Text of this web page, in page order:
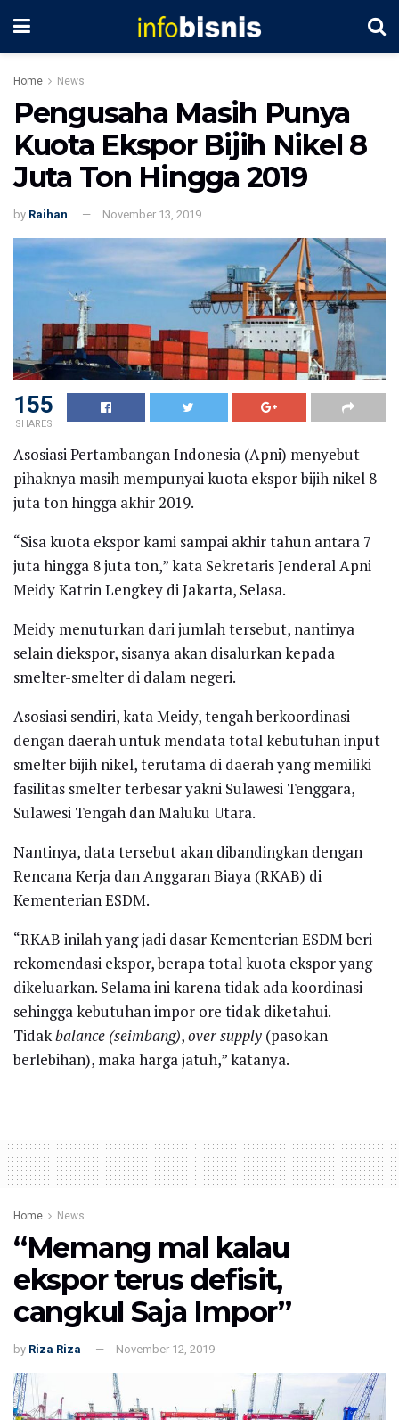
Home News
Pengusaha Masih Punya
Kuota Ekspor Bijih Nikel 8
Juta Ton Hingga 2019
by Raihan November 13, 2019
155
SHARES
Asosiasi Pertambangan Indonesia (Apni) menyebut
pihaknya masih mempunyai kuota ekspor bijih nikel 8
juta ton hingga akhir 2019.
“Sisa kuota ekspor kami sampai akhir tahun antara 7
juta hingga 8 juta ton,” kata Sekretaris Jenderal Apni
Meidy Katrin Lengkey di Jakarta, Selasa.
Meidy menuturkan dari jumlah tersebut, nantinya
selain diekspor, sisanya akan disalurkan kepada
smelter-smelter di dalam negeri.
Asosiasi sendiri, kata Meidy, tengah berkoordinasi
dengan daerah untuk mendata total kebutuhan input
smelter bijih nikel, terutama di daerah yang memiliki
fasilitas smelter terbesar yakni Sulawesi Tenggara,
Sulawesi Tengah dan Maluku Utara.
Nantinya, data tersebut akan dibandingkan dengan
Rencana Kerja dan Anggaran Biaya (RKAB) di
Kementerian ESDM.
“RKAB inilah yang jadi dasar Kementerian ESDM beri
rekomendasi ekspor, berapa total kuota ekspor yang
dikeluarkan. Selama ini karena tidak ada koordinasi
sehingga kebutuhan impor ore tidak diketahui.
Tidakbalance (seimbang),over supply (pasokan
berlebihan), maka harga jatuh,” katanya.
Home News
“Memang mal kalau
ekspor terus defisit,
cangkul Saja Impor”
by Riza Riza November 12, 2019